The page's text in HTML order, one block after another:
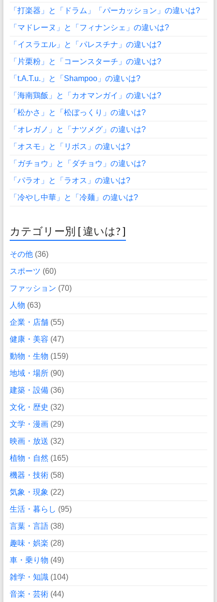
「打楽器」と「ドラム」「パーカッション」の違いは?
「マドレーヌ」と「フィナンシェ」の違いは?
「イスラエル」と「パレスチナ」の違いは?
「片栗粉」と「コーンスターチ」の違いは?
「t.A.T.u.」と「Shampoo」の違いは?
「海南鶏飯」と「カオマンガイ」の違いは?
「松かさ」と「松ぼっくり」の違いは?
「オレガノ」と「ナツメグ」の違いは?
「オスモ」と「リボス」の違いは?
「ガチョウ」と「ダチョウ」の違いは?
「パラオ」と「ラオス」の違いは?
「冷やし中華」と「冷麺」の違いは?
カテゴリー別 [ 違いは? ]
その他(36)
スポーツ (60)
ファッション (70)
人物 (63)
企業・店舗(55)
健康・美容 (47)
動物・生物 (159)
地域・場所(90)
建築・設備(36)
文化・歴史 (32)
文学・漫画(29)
映画・放送 (32)
植物・自然 (165)
機器・技術(58)
気象・現象 (22)
生活・暮らし (95)
言葉・言語(38)
趣味・娯楽 (28)
車・乗り物 (49)
雑学・知識(104)
音楽・芸術(44)